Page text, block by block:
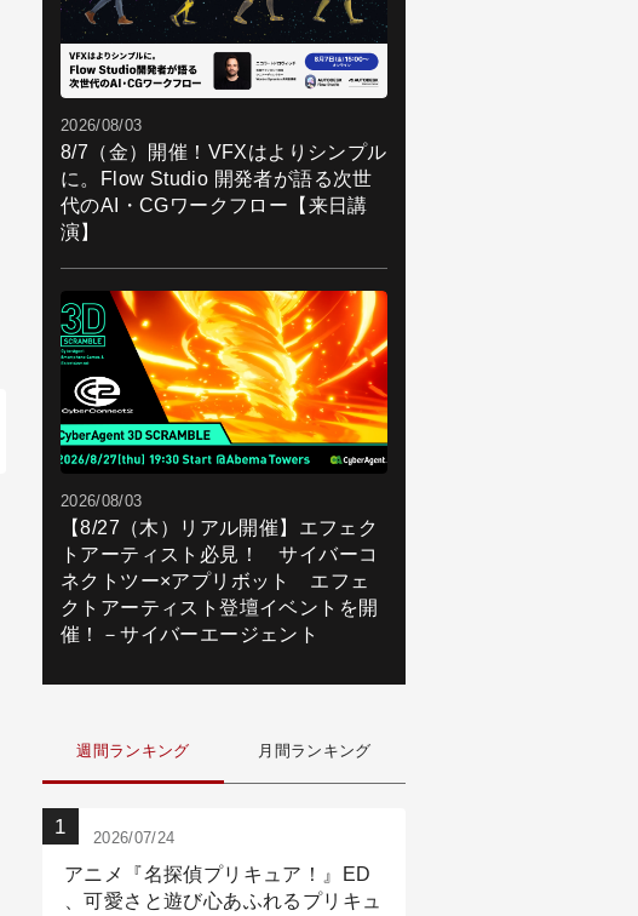
2026/08/03
8/7（金）開催！VFXはよりシンプル
に。Flow Studio 開発者が語る次世
代のAI・CGワークフロー【来日講
演】
2026/08/03
【8/27（木）リアル開催】エフェク
トアーティスト必見！ サイバーコ
ネクトツー×アプリボット エフェ
クトアーティスト登壇イベントを開
催！－サイバーエージェント
週間ランキング 月間ランキング
2026/07/24
アニメ『名探偵プリキュア！』ED
、可愛さと遊び心あふれるプリキュ